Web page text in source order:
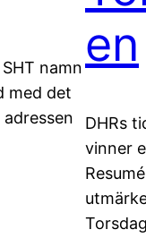
namn
med det
en
DHRs
vinner